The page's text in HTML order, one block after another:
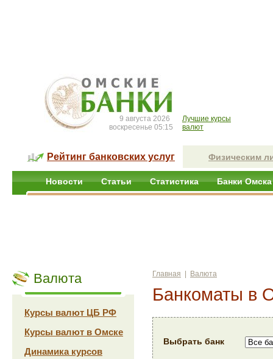
9 августа 2026
воскресенье 05:15
Лучшие курсы
валют
Рейтинг банковских услуг Физическим
Новости Статьи Статистика Банки Омска
Валюта
Курсы валют ЦБ РФ
Курсы валют в Омске
Динамика курсов
Главная Валюта
Банкоматы в
Выбрать банк